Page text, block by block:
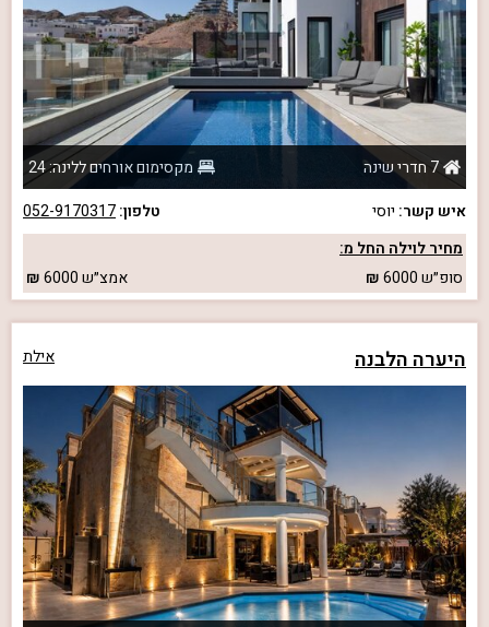
7 חדרי שינה
מקסימום אורחים ללינה: 24
איש קשר: יוסי טלפון:052-9170317
מחיר לוילה החל מ:
סופ״ש6000 אמצ״ש6000
היערה הלבנה אילת